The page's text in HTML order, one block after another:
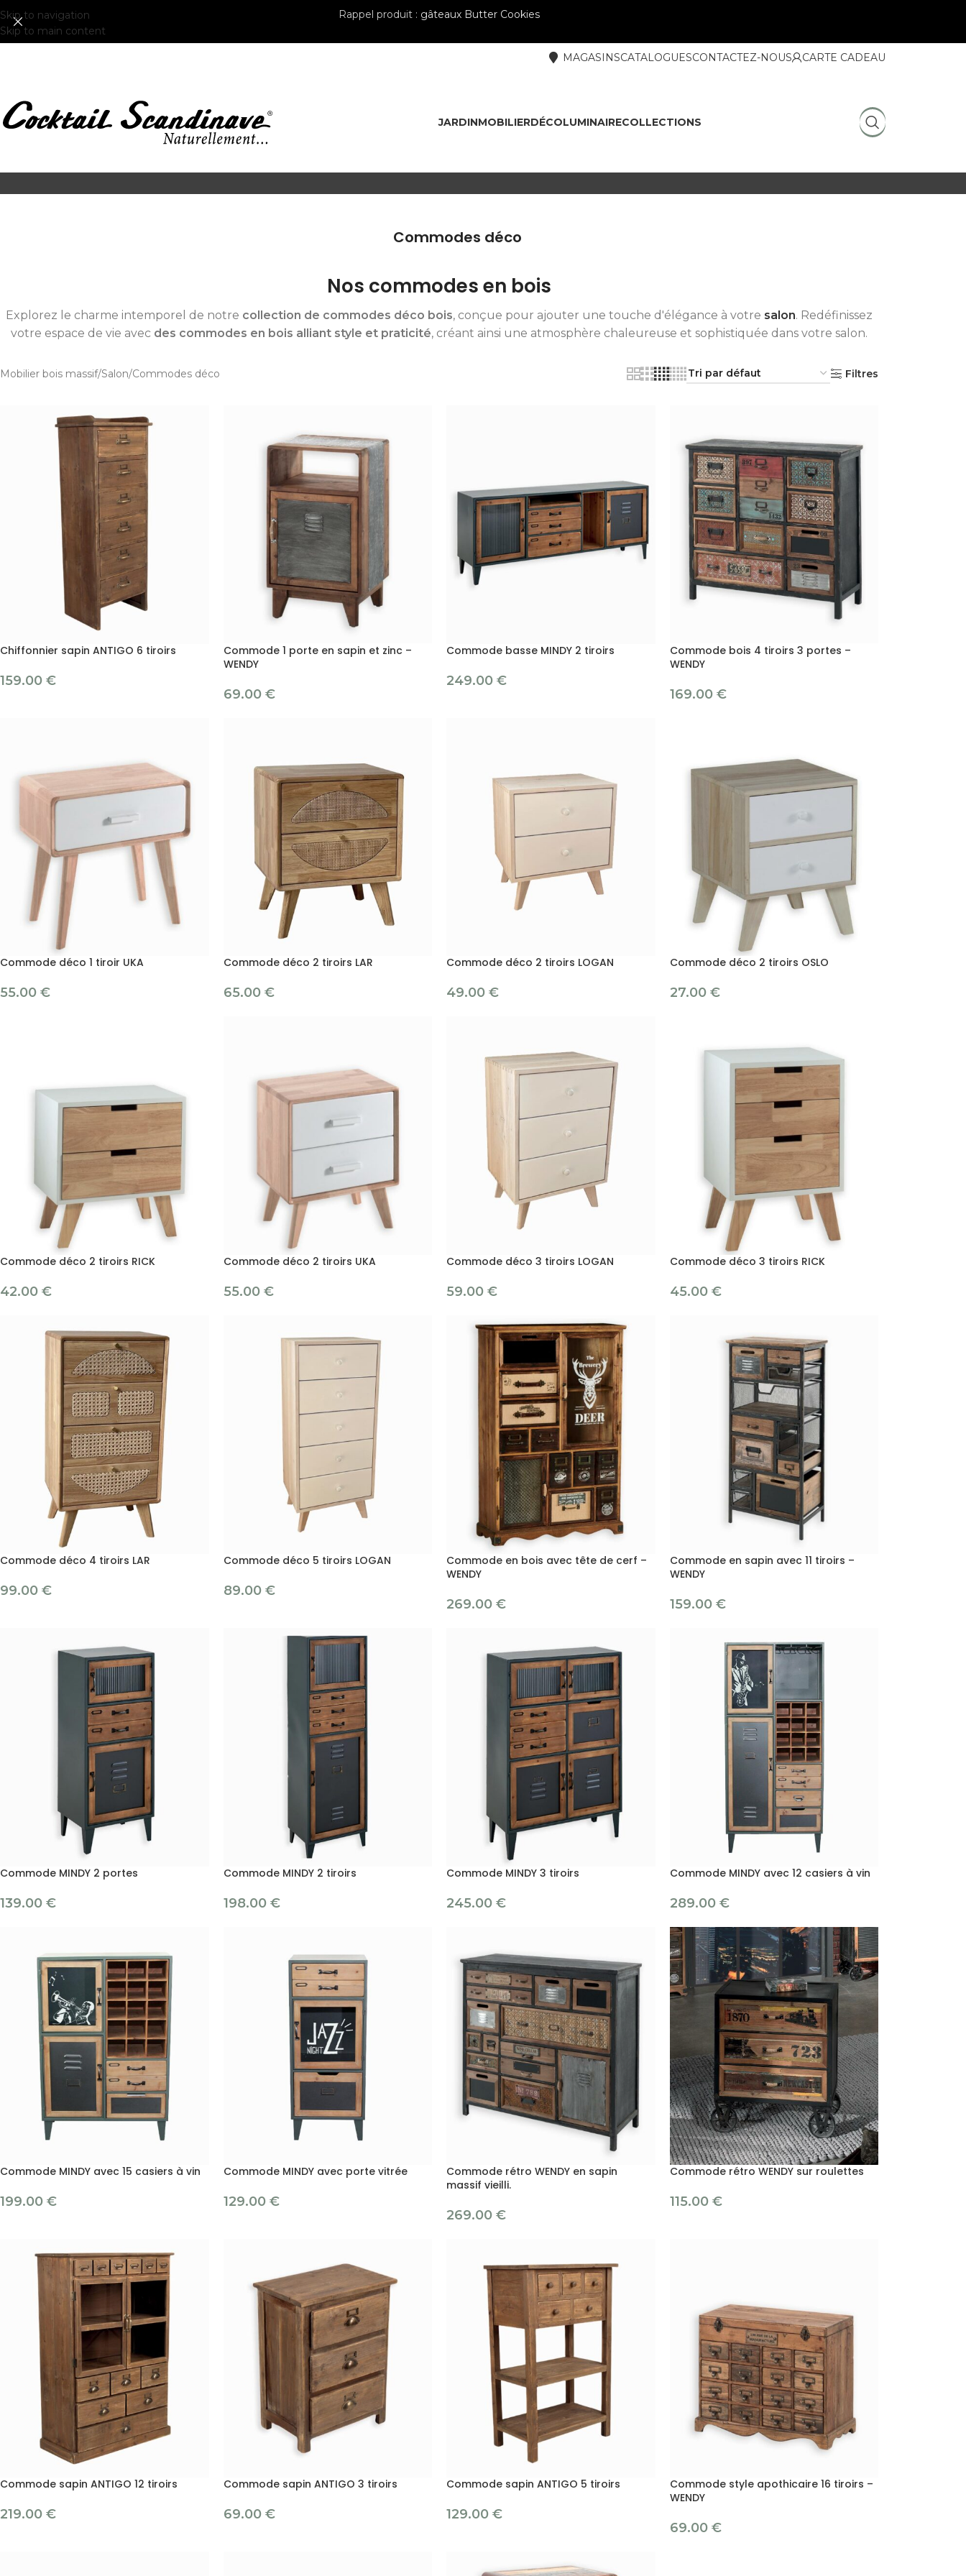
Skip to navigation
Skip to main content
Rappel produit : gâteaux Butter Cookies
MAGASINSCATALOGUESCONTACTEZ-NOUS CARTE CADEAU
JARDINMOBILIERDÉCOLUMINAIRECOLLECTIONS
Commodes déco
Nos commodes en bois
Explorez le charme intemporel de notre collection de commodes déco bois, conçue pour ajouter une touche d'élégance à votre salon. Redéfinissez
votre espace de vie avec des commodes en bois alliant style et praticité, créant ainsi une atmosphère chaleureuse et sophistiquée dans votre salon.
Mobilier bois massif Salon Commodes déco Filtres
Chiffonnier sapin ANTIGO 6 tiroirs
159.00 €
Commode 1 porte en sapin et zinc –
WENDY
69.00 €
Commode basse MINDY 2 tiroirs
249.00 €
Commode bois 4 tiroirs 3 portes –
WENDY
169.00 €
Commode déco 1 tiroir UKA
55.00 €
Commode déco 2 tiroirs LAR
65.00 €
Commode déco 2 tiroirs LOGAN
49.00 €
Commode déco 2 tiroirs OSLO
27.00 €
Commode déco 2 tiroirs RICK
42.00 €
Commode déco 2 tiroirs UKA
55.00 €
Commode déco 3 tiroirs LOGAN
59.00 €
Commode déco 3 tiroirs RICK
45.00 €
Commode déco 4 tiroirs LAR
99.00 €
Commode déco 5 tiroirs LOGAN
89.00 €
Commode en bois avec tête de cerf –
WENDY
269.00 €
Commode en sapin avec 11 tiroirs –
WENDY
159.00 €
Commode MINDY 2 portes
139.00 €
Commode MINDY 2 tiroirs
198.00 €
Commode MINDY 3 tiroirs
245.00 €
Commode MINDY avec 12 casiers à vin
289.00 €
Commode MINDY avec 15 casiers à vin
199.00 €
Commode MINDY avec porte vitrée
129.00 €
Commode rétro WENDY en sapin
massif vieilli.
269.00 €
Commode rétro WENDY sur roulettes
115.00 €
Commode sapin ANTIGO 12 tiroirs
219.00 €
Commode sapin ANTIGO 3 tiroirs
69.00 €
Commode sapin ANTIGO 5 tiroirs
129.00 €
Commode style apothicaire 16 tiroirs –
WENDY
69.00 €